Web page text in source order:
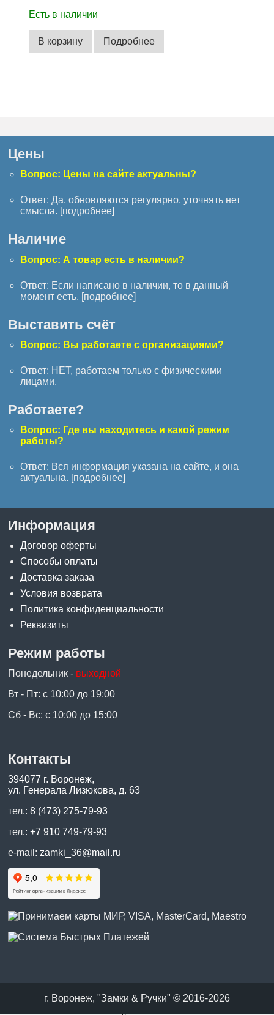
Есть в наличии
В корзину Подробнее
Цены
Вопрос: Цены на сайте актуальны?
Ответ: Да, обновляются регулярно, уточнять нет
смысла. [подробнее]
Наличие
Вопрос: А товар есть в наличии?
Ответ: Если написано в наличии, то в данный
момент есть. [подробнее]
Выставить счёт
Вопрос: Вы работаете с организациями?
Ответ: НЕТ, работаем только с физическими
лицами.
Работаете?
Вопрос: Где вы находитесь и какой режим
работы?
Ответ: Вся информация указана на сайте, и она
актуальна. [подробнее]
Информация
Договор оферты
Способы оплаты
Доставка заказа
Условия возврата
Политика конфиденциальности
Реквизиты
Режим работы
Понедельник - выходной
Вт - Пт: с 10:00 до 19:00
Сб - Вс: с 10:00 до 15:00
Контакты
394077 г. Воронеж,
ул. Генерала Лизюкова, д. 63
тел.:8 (473) 275-79-93
тел.:+7 910 749-79-93
e-mail:zamki_36@mail.ru
г. Воронеж, "Замки & Ручки" © 2016-2026